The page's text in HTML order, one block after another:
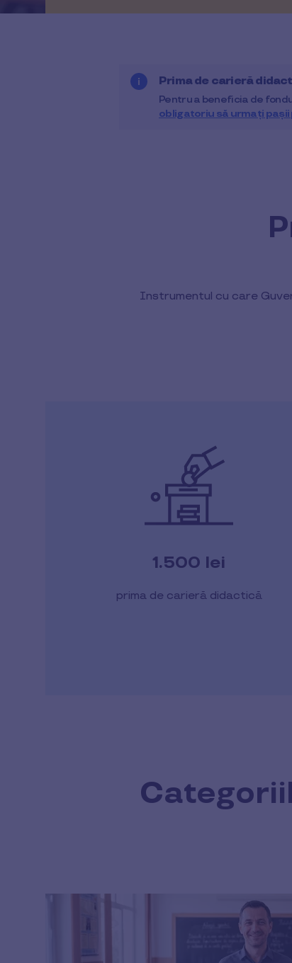
Prima de carieră
Pentru a beneficia de
obligatoriu să urmați
Instrumentul cu care
1.500 lei
prima de carieră didactică